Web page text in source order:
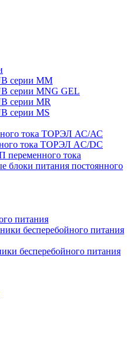
серии MM
серии MNG GEL
серии MR
серии MS
тока ТОРЭЛ АС/АС
тока ТОРЭЛ AC/DC
переменного тока
блоки питания постоянного
питания
бесперебойного питания
бесперебойного питания